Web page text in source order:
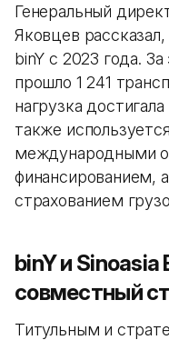
Генеральный
Яковцев
binY с 2023 года.
прошло 1 241
нагрузка
также
международными
финансированием,
страхованием
binY и
совместный
Титульным и